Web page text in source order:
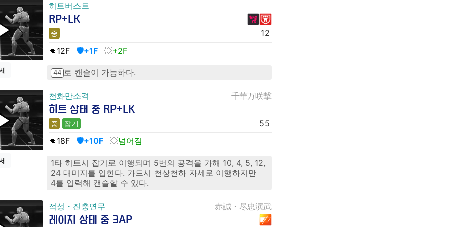
히트버스트
RP+LK
중
12
👊12F 🛡️+1F +2F
44 로 캔슬이 가능하다.
천화만소격 千華万咲撃
히트 상태 중 RP+LK
중 잡기
55
👊18F 🛡️+10F 넘어짐
1타 히트시 잡기로 이행되며 5번의 공격을 가해 10, 4, 5, 12,
24 대미지를 입힌다. 가드시 천상천하 자세로 이행하지만
4를 입력해 캔슬할 수 있다.
적성・진충연무 赤誠・尽忠演武
레이지 상태 중 3AP